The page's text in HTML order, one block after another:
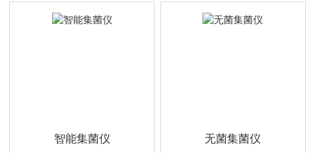
智能集菌仪 无菌集菌仪